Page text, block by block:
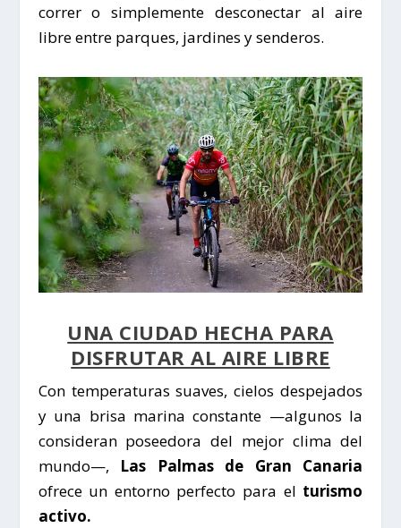
correr o simplemente desconectar al aire
libre entre parques, jardines y senderos.
UNA CIUDAD HECHA PARA
DISFRUTAR AL AIRE LIBRE
Con temperaturas suaves, cielos despejados
y una brisa marina constante —algunos la
consideran poseedora del mejor clima del
mundo—, Las Palmas de Gran Canaria
ofrece un entorno perfecto para el turismo
activo.